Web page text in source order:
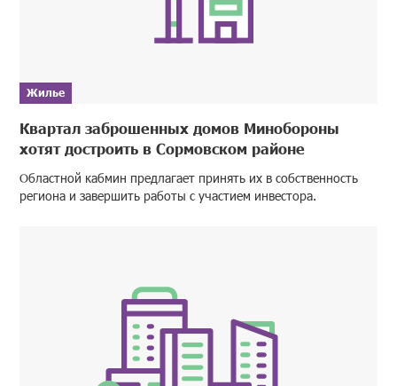
Жилье
Квартал заброшенных домов Минобороны
хотят достроить в Сормовском районе
Областной кабмин предлагает принять их в собственность
региона и завершить работы с участием инвестора.